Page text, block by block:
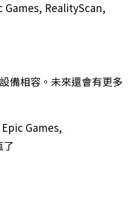
備相容。未來還會有更多